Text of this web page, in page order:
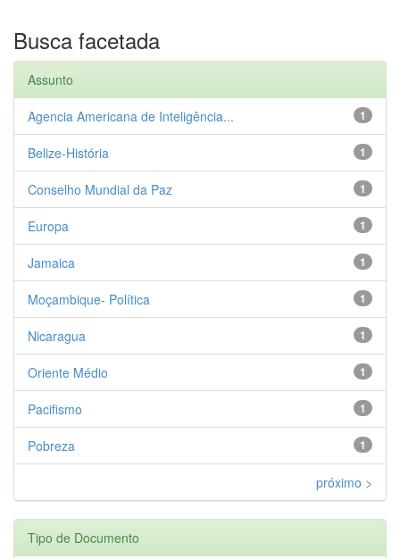
Busca facetada
Assunto
1
Agencia Americana de Inteligência...
1
Belize-História
1
Conselho Mundial da Paz
1
Europa
1
Jamaica
1
Moçambique- Política
1
Nicaragua
1
Oriente Médio
1
Pacifismo
1
Pobreza
próximo >
Tipo de Documento